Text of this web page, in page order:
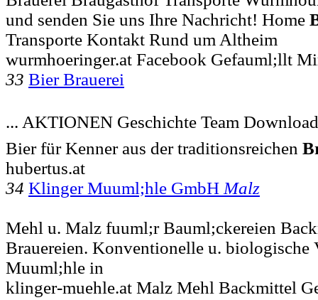
und senden Sie uns Ihre Nachricht! Home
Transporte Kontakt Rund um Altheim
wurmhoeringer.at Facebook Gefauml;llt
33 Bier Brauerei
... AKTIONEN Geschichte Team
Bier für Kenner aus der traditionsreichen
hubertus.at
34 Klinger Muuml;hle GmbH Malz
Mehl u. Malz fuuml;r Bauml;ckereien
Brauereien. Konventionelle u. biologische
Muuml;hle in
klinger-muehle.at Malz Mehl Backmittel